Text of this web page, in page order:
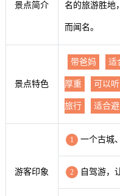
景点简介 名的旅游胜地
而闻名。
景点特色
带爸妈 适
厚重 可以
旅行 适合
游客印象
1 一个古城
2 自驾游，